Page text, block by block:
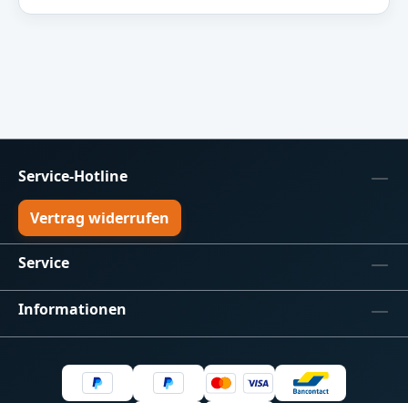
Service-Hotline
Vertrag widerrufen
Service
Informationen